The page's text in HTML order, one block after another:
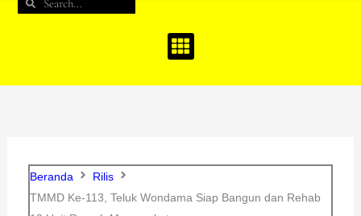
Beranda
Rilis
TMMD Ke-113, Teluk Wondama Siap Bangun dan Rehab